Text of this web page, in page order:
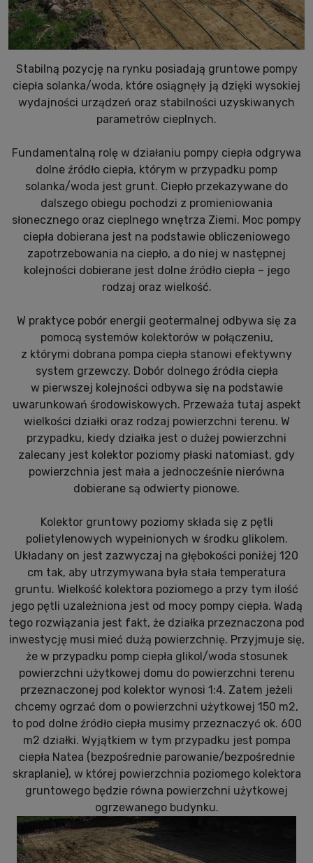
Stabilną pozycję na rynku posiadają gruntowe pompy
ciepła solanka/woda, które osiągnęły ją dzięki wysokiej
wydajności urządzeń oraz stabilności uzyskiwanych
parametrów cieplnych.
Fundamentalną rolę w działaniu pompy ciepła odgrywa
dolne źródło ciepła, którym w przypadku pomp
solanka/woda jest grunt. Ciepło przekazywane do
dalszego obiegu pochodzi z promieniowania
słonecznego oraz cieplnego wnętrza Ziemi. Moc pompy
ciepła dobierana jest na podstawie obliczeniowego
zapotrzebowania na ciepło, a do niej w następnej
kolejności dobierane jest dolne źródło ciepła – jego
rodzaj oraz wielkość.
W praktyce pobór energii geotermalnej odbywa się za
pomocą systemów kolektorów w połączeniu,
z którymi dobrana pompa ciepła stanowi efektywny
system grzewczy. Dobór dolnego źródła ciepła
w pierwszej kolejności odbywa się na podstawie
uwarunkowań środowiskowych. Przeważa tutaj aspekt
wielkości działki oraz rodzaj powierzchni terenu. W
przypadku, kiedy działka jest o dużej powierzchni
zalecany jest kolektor poziomy płaski natomiast, gdy
powierzchnia jest mała a jednocześnie nierówna
dobierane są odwierty pionowe.
Kolektor gruntowy poziomy składa się z pętli
polietylenowych wypełnionych w środku glikolem.
Układany on jest zazwyczaj na głębokości poniżej 120
cm tak, aby utrzymywana była stała temperatura
gruntu. Wielkość kolektora poziomego a przy tym ilość
jego pętli uzależniona jest od mocy pompy ciepła. Wadą
tego rozwiązania jest fakt, że działka przeznaczona pod
inwestycję musi mieć dużą powierzchnię. Przyjmuje się,
że w przypadku pomp ciepła glikol/woda stosunek
powierzchni użytkowej domu do powierzchni terenu
przeznaczonej pod kolektor wynosi 1:4. Zatem jeżeli
chcemy ogrzać dom o powierzchni użytkowej 150 m2,
to pod dolne źródło ciepła musimy przeznaczyć ok. 600
m2 działki. Wyjątkiem w tym przypadku jest pompa
ciepła Natea (bezpośrednie parowanie/bezpośrednie
skraplanie), w której powierzchnia poziomego kolektora
gruntowego będzie równa powierzchni użytkowej
ogrzewanego budynku.